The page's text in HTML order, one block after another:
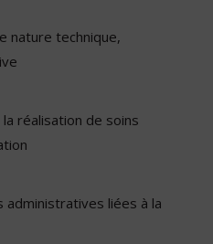
nature technique,
réalisation de soins
administratives liées à la